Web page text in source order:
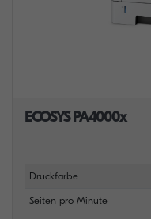
ECOSYS PA4000x
Druckfarbe
Seiten pro Minute